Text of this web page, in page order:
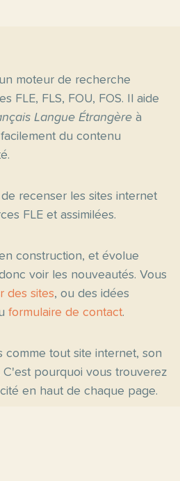
moteur de recherche
FLE, FLS, FOU, FOS. Il aide
Langue Étrangère à
du contenu
recenser les sites internet
FLE et assimilées.
construction, et évolue
voir les nouveautés. Vous
des sites, ou des idées
formulaire de contact.
comme tout site internet, son
pourquoi vous trouverez
en haut de chaque page.